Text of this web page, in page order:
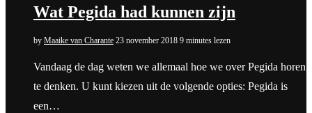
Wat Pegida had kunnen zijn
by Maaike van Charante 23 november 2018 9 minutes lezen
Vandaag de dag weten we allemaal hoe we over Pegida horen
te denken. U kunt kiezen uit de volgende opties: Pegida is
een…